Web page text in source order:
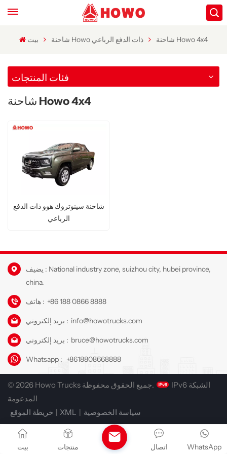
بيت شاحنة Howo ذات الدفع الرباعي شاحنة Howo 4x4
فئات المنتجات
شاحنة Howo 4x4
شاحنة سينوتروك هوو ذات الدفع
الرباعي
يضيف : National industry zone, suizhou city, hubei province,
china.
هاتف : +86 188 0866 8888
بريد إلكتروني : info@howotrucks.com
بريد إلكتروني : bruce@howotrucks.com
Whatsapp : +8618808668888
© 2026 Howo Trucks جميع الحقوق محفوظة.
IPv6 الشبكة
المدعومة
خريطة الموقع | XML | سياسة الخصوصية
بيت منتجات WhatsApp اتصال